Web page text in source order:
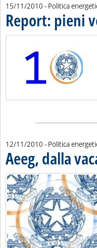
15/11/2010 - Politica
Report: pieni
12/11/2010 - Politica
Aeeg, dalla